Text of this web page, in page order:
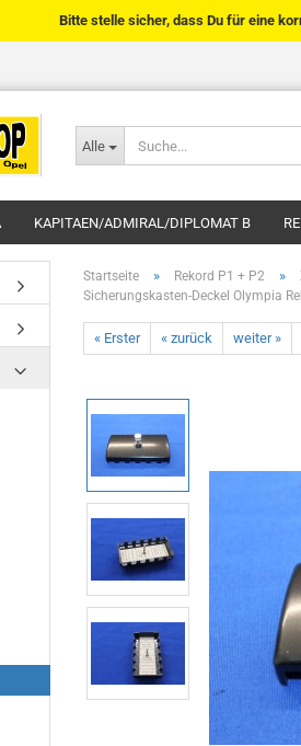
Alle
Bitte stelle sicher, dass Du für eine
KAPITAEN/ADMIRAL/DIPLOMAT B
Startseite » Rekord P1 + P2 »
Sicherungskasten-Deckel Olympia
« Erster « zurück weiter »